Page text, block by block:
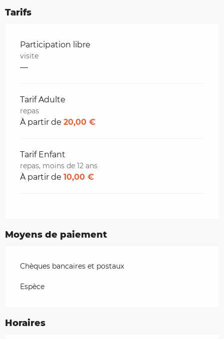
Tarifs
Tarifs 2026
Participation libre
visite
—
Tarif Adulte
repas
À partir de 20,00 €
Tarif Enfant
repas, moins de 12 ans
À partir de 10,00 €
Moyens de paiement
Chèques bancaires et postaux
Espèce
Horaires